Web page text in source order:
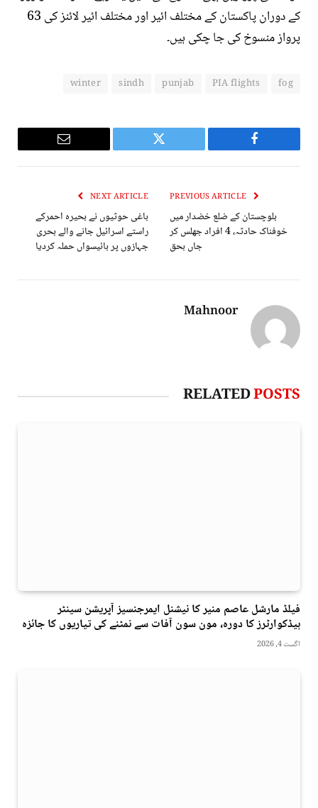
کے دوران پاکستان کے مختلف ائیر اور مختلف ائیر لائنز کی 63
پرواز منسوخ کی جا چکی ہیں۔
fog
PIA flights
punjab
sindh
winter
Facebook
Twitter
Email
بلوچستان کے ضلع خضدار میں
خوفناک حادثہ، 4 افراد جھلس کر
جاں بحق
NEXT ARTICLE
باغی حوثیوں نے بحیرہ احمرکے
راستے اسرائیل جانے والے بحری
جہازوں پر بائیسواں حملہ کردیا
Mahnoor
RELATEDPOSTS
فیلڈ مارشل عاصم منیر کا نیشنل ایمرجنسیز آپریشن سینٹر
ہیڈکوارٹرز کا دورہ، مون سون آفات سے نمٹنے کی تیاریوں کا جائزہ
اگست 4, 2026